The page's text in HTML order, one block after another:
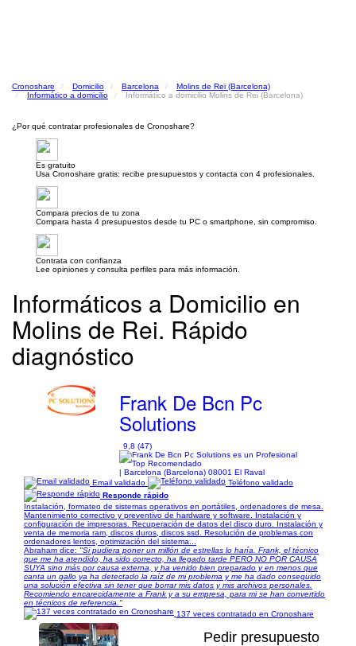
Cronoshare Domicilio Barcelona
Molins de Rei (Barcelona)
Informático a domicilio
Informático a domicilio Molins de Rei (Barcelona)
¿Por qué contratar profesionales de Cronoshare?
Es gratuito
Usa Cronoshare gratis: recibe presupuestos y contacta con 4 profesionales.
Compara precios de tu zona
Compara hasta 4 presupuestos desde tu PC o smartphone, sin compromiso.
Contrata con confianza
Lee opiniones y consulta perfiles para más información.
Informáticos a Domicilio en
Molins de Rei. Rápido
diagnóstico
Frank De Bcn Pc
Solutions
9,8 (47)
| Barcelona (Barcelona) 08001 El Raval
Email validado
Teléfono validado
Responde rápido
Instalación, formateo de sistemas operativos en portátiles, ordenadores de mesa.
Mantenimiento correctivo y preventivo de hardware y software. Instalación y
configuración de impresoras. Recuperación de datos del disco duro. Instalación y
venta de memoria ram, discos duros, discos ssd. Resolución de problemas con
ordenadores lentos, optimización del sistema...
Abraham dice: "Si pudiera poner un millón de estrellas lo haría. Frank, el técnico
que me ha atendido, ha sido correcto, ha llegado tarde PERO NO POR CAUSA
SUYA sino más por causa externa, y ha venido bien preparado y en menos que
canta un gallo ya ha detectado la raíz de mi problema y me ha dado conseguido
una solución efectiva sin tener que borrar mis datos y mis archivos personales.
Recomiendo encarecidamente a Frank y a su empresa, para mi se han convertido
en técnicos de referencia."
137 veces contratado en Cronoshare
Pedir presupuesto